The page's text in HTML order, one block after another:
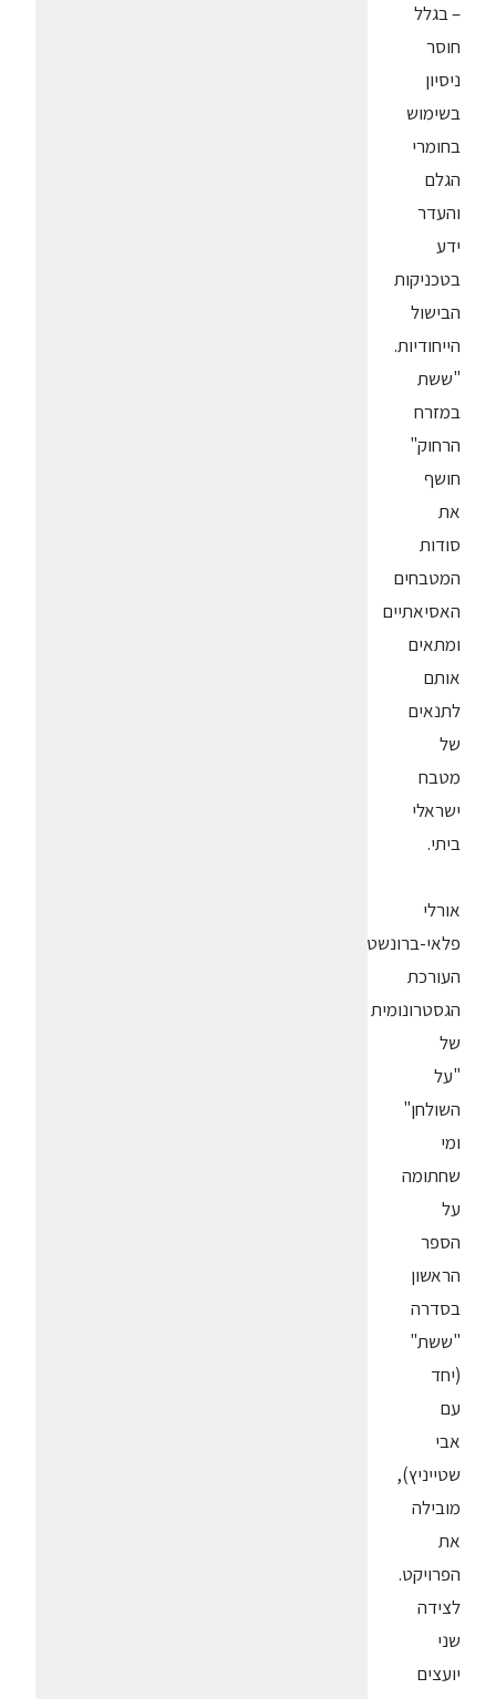
– בגלל
חוסר
ניסיון
בשימוש
בחומרי
הגלם
והעדר
ידע
בטכניקות
הבישול
הייחודיות.
"ששת
במזרח
הרחוק"
חושף
את
סודות
המטבחים
האסיאתיים
ומתאים
אותם
לתנאים
של
מטבח
ישראלי
ביתי.
אורלי
פלאי-ברונשטיין,
העורכת
הגסטרונומית
של
"על
השולחן"
ומי
שחתומה
על
הספר
הראשון
בסדרה
"ששת"
(יחד
עם
אבי
שטייניץ),
מובילה
את
הפרויקט.
לצידה
שני
יועצים